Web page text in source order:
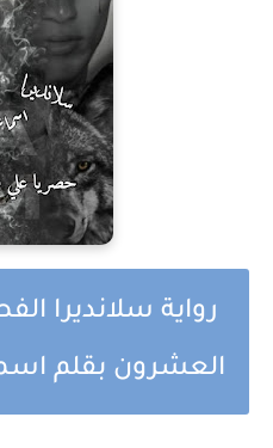
رواية سلانديرا
العشرون بقلم